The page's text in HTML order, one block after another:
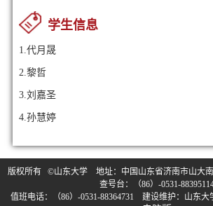
学生信息
1.代月晟
2.黎哲
3.刘嘉圣
4.孙慧婷
版权所有 ©山东大学 地址：中国山东省济南市山大
查号台：（86）-0531-
值班电话：（86）-0531-88364731 建设维护：山